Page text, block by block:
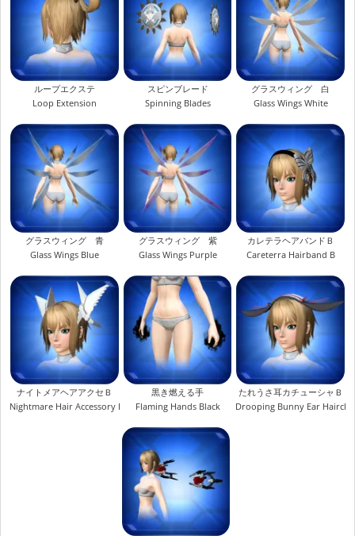
ループエクステ
Loop Extension
スピンブレード
Spinning Blades
グラスウィング 白
Glass Wings White
グラスウィング 青
Glass Wings Blue
グラスウィング 紫
Glass Wings Purple
カレテラヘアバンドＢ
Careterra Hairband B
ナイトメアヘアアクセＢ
Nightmare Hair Accessory B
黒き燃える手
Flaming Hands Black
たれうさ耳カチューシャＢ
Drooping Bunny Ear